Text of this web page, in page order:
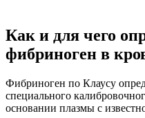
Как и для чего
фибриноген в
Фибриноген по Клаусу
специального
основании плазмы с